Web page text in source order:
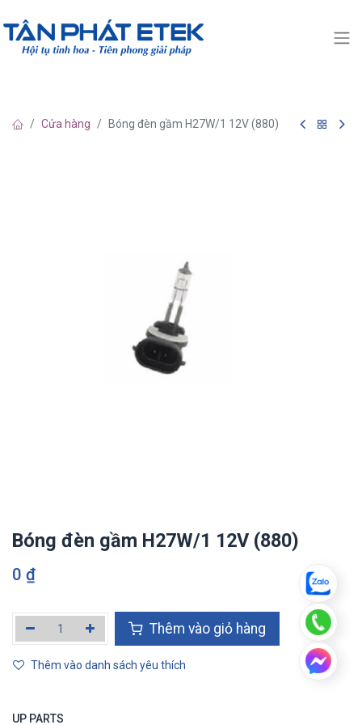
Cửa hàng Bóng đèn gầm H27W/1 12V (880)
Bóng đèn gầm H27W/1 12V (880)
0 ₫
Thêm vào giỏ hàng
Thêm vào danh sách yêu thích
UP PARTS